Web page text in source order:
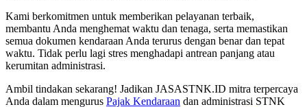
Kami berkomitmen untuk memberikan pelayanan terbaik,
membantu Anda menghemat waktu dan tenaga, serta memastikan
semua dokumen kendaraan Anda terurus dengan benar dan tepat
waktu. Tidak perlu lagi stres menghadapi antrean panjang atau
kerumitan administrasi.
Ambil tindakan sekarang! Jadikan JASASTNK.ID mitra terpercaya
Anda dalam mengurus Pajak Kendaraan dan administrasi STNK